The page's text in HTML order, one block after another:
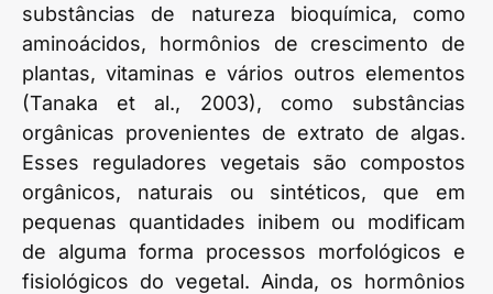
substâncias de natureza bioquímica, como
aminoácidos, hormônios de crescimento de
plantas, vitaminas e vários outros elementos
(Tanaka et al., 2003), como substâncias
orgânicas provenientes de extrato de algas.
Esses reguladores vegetais são compostos
orgânicos, naturais ou sintéticos, que em
pequenas quantidades inibem ou modificam
de alguma forma processos morfológicos e
fisiológicos do vegetal. Ainda, os hormônios